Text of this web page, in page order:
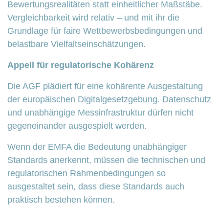
Bewertungsrealitäten statt einheitlicher Maßstäbe.
Vergleichbarkeit wird relativ – und mit ihr die
Grundlage für faire Wettbewerbsbedingungen und
belastbare Vielfaltseinschätzungen.
Appell für regulatorische Kohärenz
Die AGF plädiert für eine kohärente Ausgestaltung
der europäischen Digitalgesetzgebung. Datenschutz
und unabhängige Messinfrastruktur dürfen nicht
gegeneinander ausgespielt werden.
Wenn der EMFA die Bedeutung unabhängiger
Standards anerkennt, müssen die technischen und
regulatorischen Rahmenbedingungen so
ausgestaltet sein, dass diese Standards auch
praktisch bestehen können.